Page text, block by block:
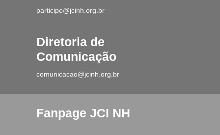
participe@jcinh.org.br
Diretoria de
Comunicação
comunicacao@jcinh.org.br
Fanpage JCI NH